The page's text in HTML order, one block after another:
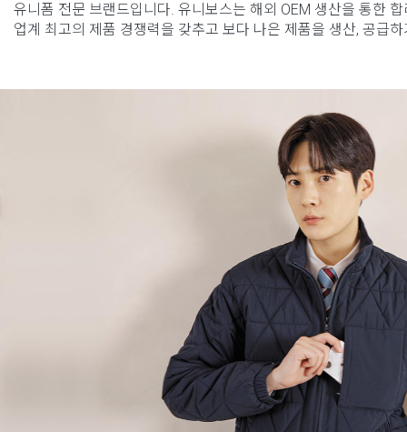
유니폼 전문 브랜드입니다. 유니보스는 해외 OEM 생산을 통한
업계 최고의 제품 경쟁력을 갖추고 보다 나은 제품을 생산, 공급